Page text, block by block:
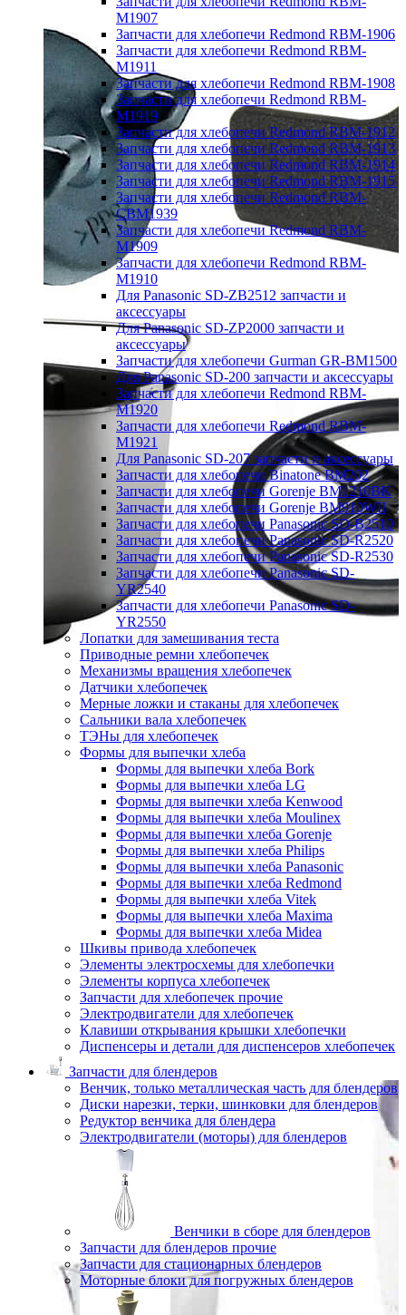
M1907
Запчасти для хлебопечи Redmond RBM-1906
Запчасти для хлебопечи Redmond RBM-
M1911
Запчасти для хлебопечи Redmond RBM-1908
Запчасти для хлебопечи Redmond RBM-
M1919
Запчасти для хлебопечи Redmond RBM-1912
Запчасти для хлебопечи Redmond RBM-1913
Запчасти для хлебопечи Redmond RBM-1914
Запчасти для хлебопечи Redmond RBM-1915
Запчасти для хлебопечи Redmond RBM-
CBM1939
Запчасти для хлебопечи Redmond RBM-
M1909
Запчасти для хлебопечи Redmond RBM-
M1910
Для Panasonic SD-ZB2512 запчасти и
аксессуары
Для Panasonic SD-ZP2000 запчасти и
аксессуары
Запчасти для хлебопечи Gurman GR-BM1500
Для Panasonic SD-200 запчасти и аксессуары
Запчасти для хлебопечи Redmond RBM-
M1920
Запчасти для хлебопечи Redmond RBM-
M1921
Для Panasonic SD-207 запчасти и аксессуары
Запчасти для хлебопечи Binatone BM202
Запчасти для хлебопечи Gorenje BM1210BK
Запчасти для хлебопечи Gorenje BM910WII
Запчасти для хлебопечи Panasonic SD-B2510
Запчасти для хлебопечи Panasonic SD-R2520
Запчасти для хлебопечи Panasonic SD-R2530
Запчасти для хлебопечи Panasonic SD-
YR2540
Запчасти для хлебопечи Panasonic SD-
YR2550
Лопатки для замешивания теста
Приводные ремни хлебопечек
Механизмы вращения хлебопечек
Датчики хлебопечек
Мерные ложки и стаканы для хлебопечек
Сальники вала хлебопечек
ТЭНы для хлебопечек
Формы для выпечки хлеба
Формы для выпечки хлеба Bork
Формы для выпечки хлеба LG
Формы для выпечки хлеба Kenwood
Формы для выпечки хлеба Moulinex
Формы для выпечки хлеба Gorenje
Формы для выпечки хлеба Philips
Формы для выпечки хлеба Panasonic
Формы для выпечки хлеба Redmond
Формы для выпечки хлеба Vitek
Формы для выпечки хлеба Maxima
Формы для выпечки хлеба Midea
Шкивы привода хлебопечек
Элементы электросхемы для хлебопечки
Элементы корпуса хлебопечек
Запчасти для хлебопечек прочие
Электродвигатели для хлебопечек
Клавиши открывания крышки хлебопечки
Диспенсеры и детали для диспенсеров хлебопечек
Запчасти для блендеров
Венчик, только металлическая часть для блендеров
Диски нарезки, терки, шинковки для блендеров
Редуктор венчика для блендера
Электродвигатели (моторы) для блендеров
Венчики в сборе для блендеров
Запчасти для блендеров прочие
Запчасти для стационарных блендеров
Моторные блоки для погружных блендеров